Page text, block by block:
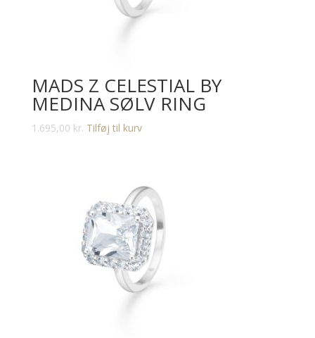
MADS Z CELESTIAL BY
MEDINA SØLV RING
1.695,00 kr. Tilføj til kurv